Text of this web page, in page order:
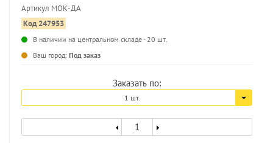
Артикул МОК-ДА
Код 247953
В наличии на центральном складе - 20 шт.
Ваш город: Под заказ
Заказать по:
1 шт.